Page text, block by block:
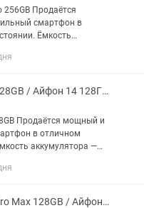
256GB Продаётся
смартфон в
Ёмкость
тг Доступен Trade-in —
iPhone 14 128GB / Айфон 14 128ГБ PhoneLab
Продаётся мощный и
в отличном
аккумулятора —
in — удобный способ
iPhone 14 Pro Max 128GB / Айфон 14 Про Макс 128ГБ PhoneLab